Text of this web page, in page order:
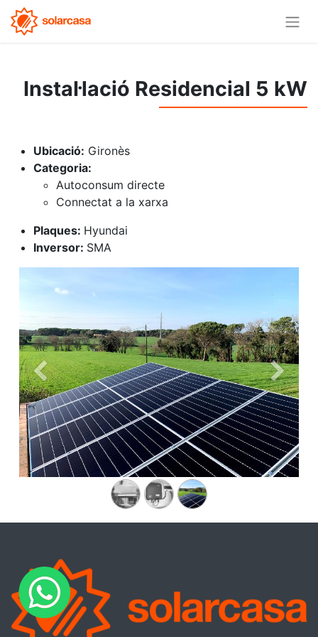
Instal·lació Residencial 5 kW
Ubicació: Gironès
Categoria:
Autoconsum directe
Connectat a la xarxa
Plaques: Hyundai
Inversor: SMA
Anterior